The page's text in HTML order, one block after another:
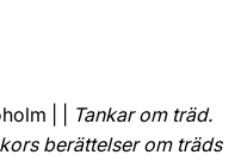
| |
Tankar om träd.
berättelser om träds